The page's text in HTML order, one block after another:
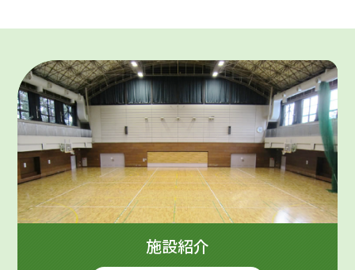
市民プール休場のお知らせ
2026.06.19
2026年度障がい者スポーツ教室「スマスマサッカーク
リニック」「にこにこクラブ」申込受付中
2026.03.11
2026年4月～狛江二中教室募集中！！
2026.01.29
【重要】狛江市体育施設・学校施設・テニスコートの予
施設紹介